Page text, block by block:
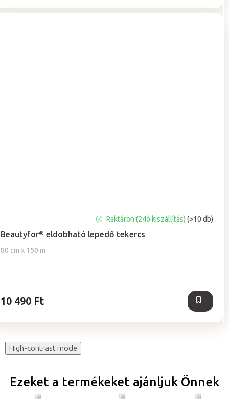
Beautyfor® eldobható lepedő tekercs
80 cm x 150 m
átlagos
értékelése
Raktáron (24ó kiszállítás)(>10 db)
10 490 Ft
High-contrast mode
Ezeket a termékeket ajánljuk Önnek